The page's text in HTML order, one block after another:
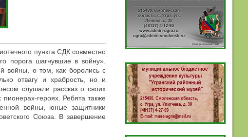
пункта СДК совместно
порога шагнувшие в войну».
войны, о том, как боролись с
отвагу и храбрость, но и
слушали рассказ о своих
героях. Ребята также
войны, юные защитники
Союза. В завершение